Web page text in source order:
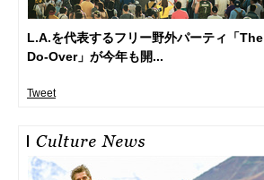
L.A.を代表するフリー野外パーティ「The
Do-Over」が今年も開...
Tweet